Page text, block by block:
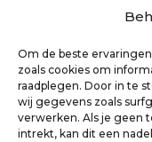
Om de beste
zoals cookies om
raadplegen. Door in te
wij gegevens zoals
verwerken. Als je geen
intrekt, kan dit een